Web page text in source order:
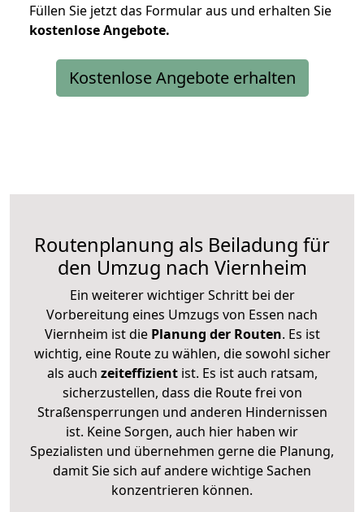
Füllen Sie jetzt das Formular aus und erhalten Sie
kostenloseAngebote.
Kostenlose Angebote erhalten
Routenplanung als Beiladung für
den Umzug nach Viernheim
Ein weiterer wichtiger Schritt bei der
Vorbereitung eines Umzugs von Essen nach
Viernheim ist diePlanung der Routen. Es ist
wichtig, eine Route zu wählen, die sowohl sicher
als auch zeiteffizientist. Es ist auch ratsam,
sicherzustellen, dass die Route frei von
Straßensperrungen und anderen Hindernissen
ist. Keine Sorgen, auch hier haben wir
Spezialisten und übernehmen gerne die Planung,
damit Sie sich auf andere wichtige Sachen
konzentrieren können.